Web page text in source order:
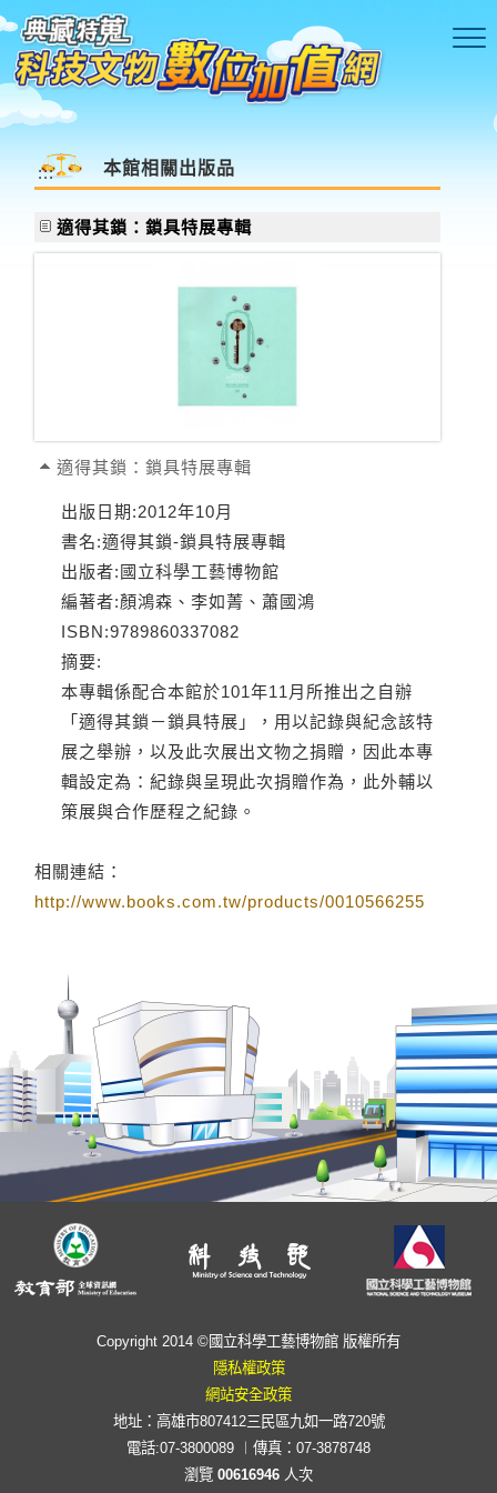
跳到主要內容區塊
::: 本館相關出版品
適得其鎖：鎖具特展專輯
適得其鎖：鎖具特展專輯
出版日期:2012年10月
書名:適得其鎖-鎖具特展專輯
出版者:國立科學工藝博物館
編著者:顏鴻森、李如菁、蕭國鴻
ISBN:9789860337082
摘要:
本專輯係配合本館於101年11月所推出之自辦
「適得其鎖－鎖具特展」，用以記錄與紀念該特
展之舉辦，以及此次展出文物之捐贈，因此本專
輯設定為：紀錄與呈現此次捐贈作為，此外輔以
策展與合作歷程之紀錄。
相關連結：
http://www.books.com.tw/products/0010566255
Copyright 2014 ©國立科學工藝博物館 版權所有
隱私權政策
網站安全政策
地址：高雄市807412三民區九如一路720號
電話:07-3800089 ︱傳真：07-3878748
瀏覽 00616946 人次